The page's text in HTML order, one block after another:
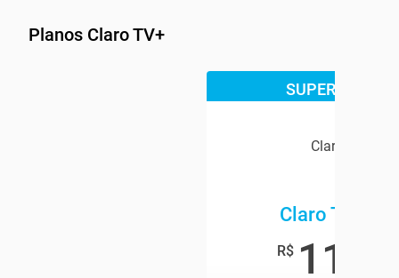
Planos Claro TV+
SUPER OFERTA
Claro TV+
Claro TV+
R$ 119